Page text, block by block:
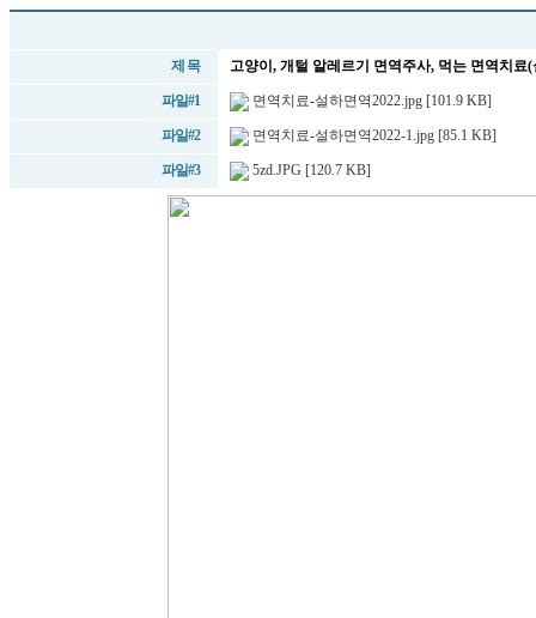
제 목 고양이, 개털 알레르기 면역주사, 먹는 면역치료
파일#1 면역치료-설하면역2022.jpg [101.9 KB]
파일#2 면역치료-설하면역2022-1.jpg [85.1 KB]
파일#3 5zd.JPG [120.7 KB]